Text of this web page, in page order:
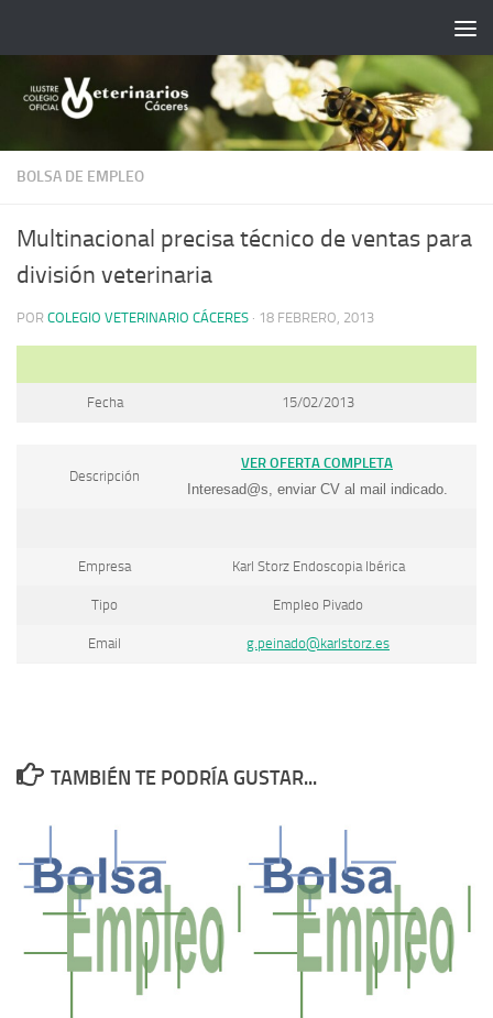
BOLSA DE EMPLEO
Multinacional precisa técnico de ventas para
división veterinaria
POR COLEGIO VETERINARIO CÁCERES · 18 FEBRERO, 2013
Fecha 15/02/2013
Descripción
VER OFERTA COMPLETA
Interesad@s, enviar CV al mail indicado.
Empresa Karl Storz Endoscopia Ibérica
Tipo Empleo Pivado
Email g.peinado@karlstorz.es
TAMBIÉN TE PODRÍA GUSTAR...